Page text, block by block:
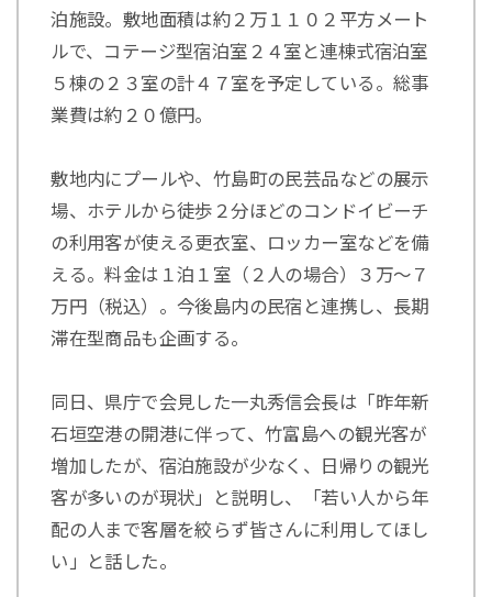
泊施設。敷地面積は約２万１１０２平方メート
ルで、コテージ型宿泊室２４室と連棟式宿泊室
５棟の２３室の計４７室を予定している。総事
業費は約２０億円。
敷地内にプールや、竹島町の民芸品などの展示
場、ホテルから徒歩２分ほどのコンドイビーチ
の利用客が使える更衣室、ロッカー室などを備
える。料金は１泊１室（２人の場合）３万～７
万円（税込）。今後島内の民宿と連携し、長期
滞在型商品も企画する。
同日、県庁で会見した一丸秀信会長は「昨年新
石垣空港の開港に伴って、竹富島への観光客が
増加したが、宿泊施設が少なく、日帰りの観光
客が多いのが現状」と説明し、「若い人から年
配の人まで客層を絞らず皆さんに利用してほし
い」と話した。